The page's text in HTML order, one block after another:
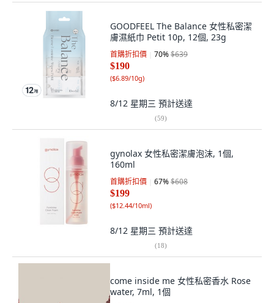
GOODFEEL The Balance 女性私密潔
膚濕紙巾 Petit 10p, 12個, 23g
首購折扣價 70%$639
$190
($6.89/10g)
8/12 星期三 預計送達
(59)
gynolax 女性私密潔膚泡沫, 1個,
160ml
首購折扣價 67%$608
$199
($12.44/10ml)
8/12 星期三 預計送達
(18)
come inside me 女性私密香水 Rose
water, 7ml, 1個